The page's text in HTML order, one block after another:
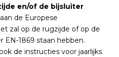
en/of de bijsluiter
de Europese
zal op de rugzijde of op de
EN-1869 staan hebben.
de instructies voor jaarlijks